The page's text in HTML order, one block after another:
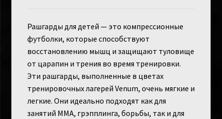
Рашгарды для детей — это компрессионные
футболки, которые способствуют
восстановлению мышц и защищают туловище
от царапин и трения во время тренировки.
Эти рашгарды, выполненные в цветах
тренировочных лагерей Venum, очень мягкие и
легкие. Они идеально подходят как для
занятий ММА, грэпплинга, борьбы, так и для